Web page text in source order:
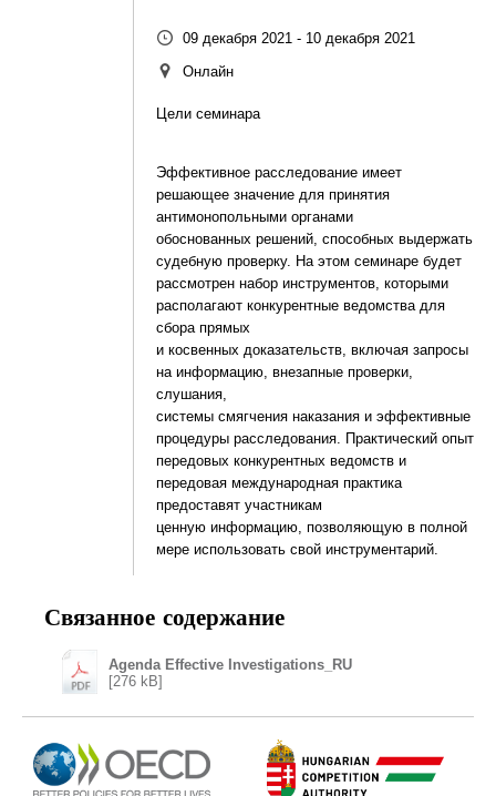
09 декабря 2021 - 10 декабря 2021
Онлайн
Цели семинара
Эффективное расследование имеет
решающее значение для принятия
антимонопольными органами
обоснованных решений, способных выдержать
судебную проверку. На этом семинаре будет
рассмотрен набор инструментов, которыми
располагают конкурентные ведомства для
сбора прямых
и косвенных доказательств, включая запросы
на информацию, внезапные проверки,
слушания,
системы смягчения наказания и эффективные
процедуры расследования. Практический опыт
передовых конкурентных ведомств и
передовая международная практика
предоставят участникам
ценную информацию, позволяющую в полной
мере использовать свой инструментарий.
Связанное содержание
Agenda Effective Investigations_RU
[276 kB]